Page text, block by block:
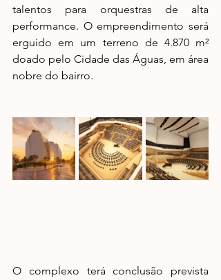
talentos para orquestras de alta
performance. O empreendimento será
erguido em um terreno de 4.870 m²
doado pelo Cidade das Águas, em área
nobre do bairro.
O complexo terá conclusão prevista